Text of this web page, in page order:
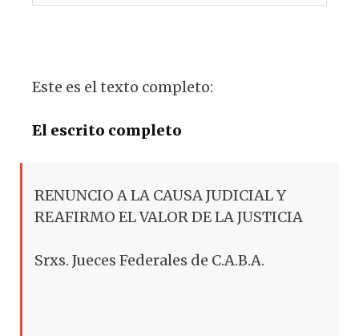
Este es el texto completo:
El escrito completo
RENUNCIO A LA CAUSA JUDICIAL Y
REAFIRMO EL VALOR DE LA JUSTICIA
Srxs. Jueces Federales de C.A.B.A.